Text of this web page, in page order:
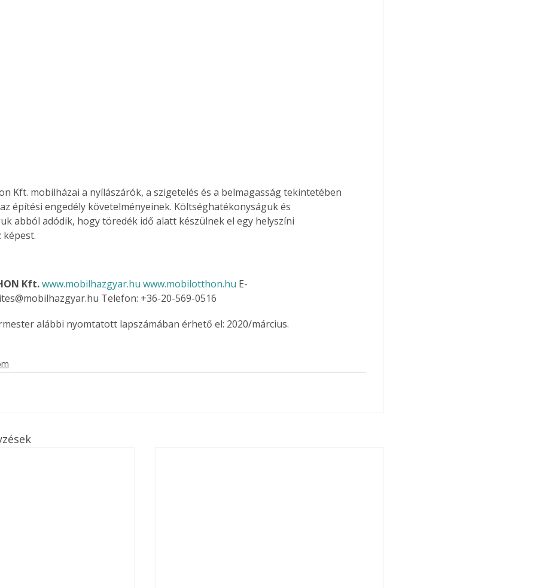
új,
egyedi
is
Bárhol,
élve
az
megrendelhetők!
Kft. mobilházai a nyílászárók, a szigetelés és a belmagasság tekintetében
építési engedély követelményeinek. Költséghatékonyságuk és
abból adódik, hogy töredék idő alatt készülnek el egy helyszíni
képest.
Kft. www.mobilhazgyar.hu www.mobilotthon.hu E-
Telefon: +36-20-569-0516
alábbi nyomtatott lapszámában érhető el: 2020/március.